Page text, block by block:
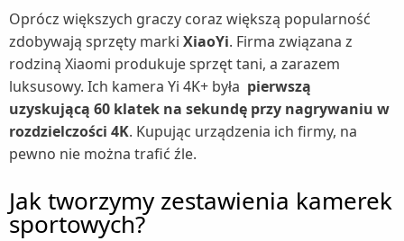
Oprócz większych graczy coraz większą popularność
zdobywają sprzęty marki XiaoYi. Firma związana z
rodziną Xiaomi produkuje sprzęt tani, a zarazem
luksusowy. Ich kamera Yi 4K+ była pierwszą
uzyskującą 60 klatek na sekundę przy nagrywaniu w
rozdzielczości 4K. Kupując urządzenia ich firmy, na
pewno nie można trafić źle.
Jak tworzymy zestawienia kamerek
sportowych?